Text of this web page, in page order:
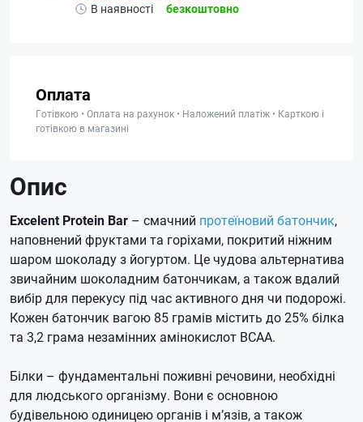
В наявності безкоштовно
Оплата
Готівкою • Оплата на рахунок • Наложений платіж • Карткою і
готівкою в магазині
Опис
Excelent Protein Bar – смачний протеїновий батончик,
наповнений фруктами та горіхами, покритий ніжним
шаром шоколаду з йогуртом. Це чудова альтернатива
звичайним шоколадним батончикам, а також вдалий
вибір для перекусу під час активного дня чи подорожі.
Кожен батончик вагою 85 грамів містить до 25% білка
та 3,2 грама незамінних амінокислот BCAA.
Білки – фундаментальні поживні речовини, необхідні
для людського організму. Вони є основною
будівельною одиницею органів і м’язів, а також